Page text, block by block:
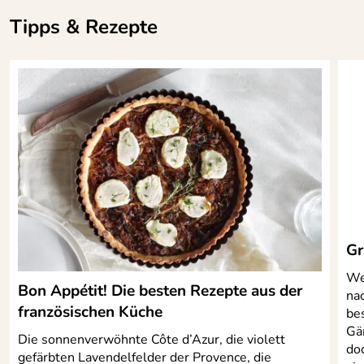
leicht zu reinigen
Tipps & Rezepte
Bon Appétit! Die besten Rezepte aus der
französischen Küche
Die sonnenverwöhnte Côte d’Azur, die violett
gefärbten Lavendelfelder der Provence, die